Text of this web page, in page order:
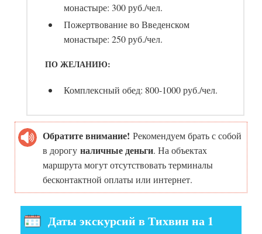
монастыре: 300 руб./чел.
Пожертвование во Введенском
монастыре: 250 руб./чел.
ПО ЖЕЛАНИЮ:
Комплексный обед: 800-1000 руб./чел.
Обратите внимание! Рекомендуем брать с собой
в дорогу наличные деньги. На объектах
маршрута могут отсутствовать терминалы
бесконтактной оплаты или интернет.
Даты экскурсий в Тихвин на 1